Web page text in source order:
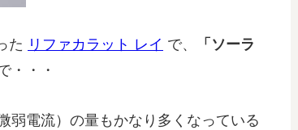
た リファカラット レイ で、
「ソーラ
・・・
弱電流）の量もかなり多くなっている